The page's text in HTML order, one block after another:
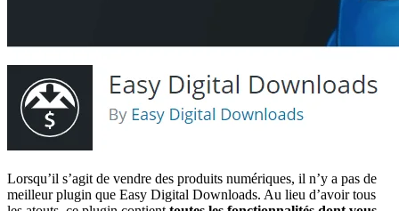
Lorsqu’il s’agit de vendre des produits numériques, il n’y a pas de
meilleur plugin que Easy Digital Downloads. Au lieu d’avoir tous